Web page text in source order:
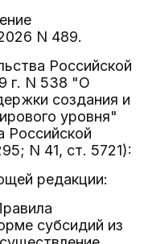
N 489.
Российской
г. N 538 "О
создания и
уровня"
Российской
N 41, ст. 5721):
редакции:
субсидий из